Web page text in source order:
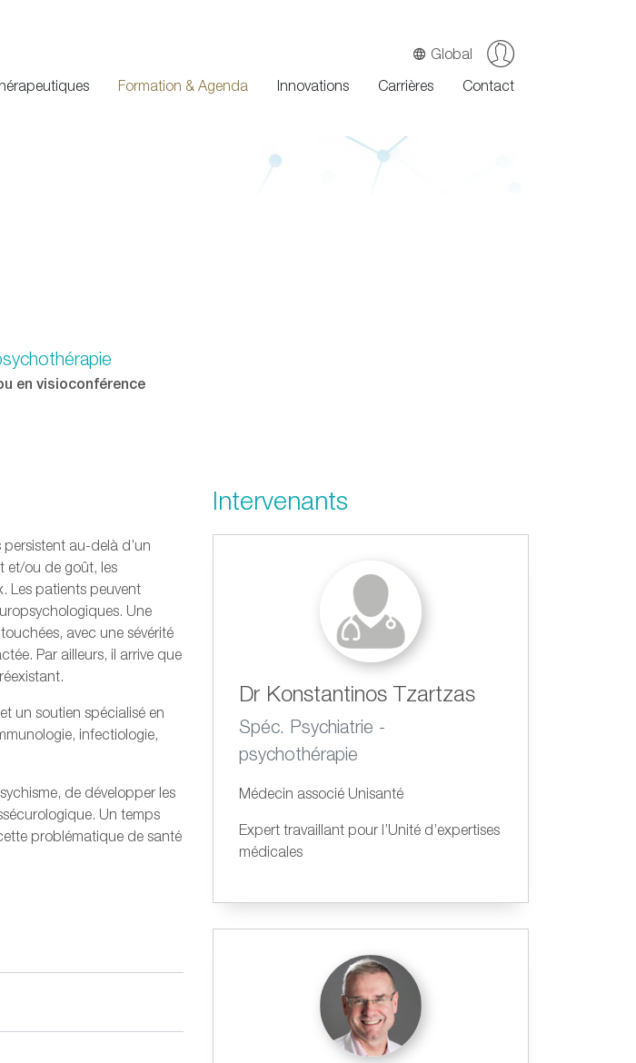
Formation & Agenda Innovations Carrières Contact
Global
en visioconférence
au-delà d’un
et/ou de goût, les
Les patients peuvent
Une
avec une sévérité
Par ailleurs, il arrive que
un soutien spécialisé en
infectiologie,
de développer les
Un temps
problématique de santé
Intervenants
Dr Konstantinos Tzartzas
Spéc. Psychiatrie -
psychothérapie
Médecin associé Unisanté
Expert travaillant pour l’Unité d’expertises
médicales